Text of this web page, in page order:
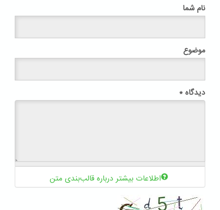
نام شما
موضوع
دیدگاه *
اطلاعات بیشتر درباره قالب‌بندی متن